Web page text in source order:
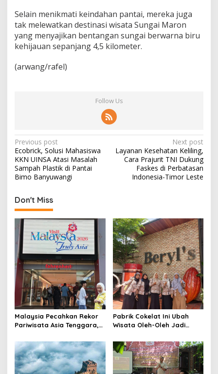
Selain menikmati keindahan pantai, mereka juga
tak melewatkan destinasi wisata Sungai Maron
yang menyajikan bentangan sungai berwarna biru
kehijauan sepanjang 4,5 kilometer.
(arwang/rafel)
Follow Us
P
o
s
n
a
v
i
g
a
t
i
o
n
Previous post
Ecobrick, Solusi Mahasiswa
KKN UINSA Atasi Masalah
Sampah Plastik di Pantai
Bimo Banyuwangi
Next post
Layanan Kesehatan Keliling,
Cara Prajurit TNI Dukung
Faskes di Perbatasan
Indonesia-Timor Leste
Don't Miss
Malaysia Pecahkan Rekor
Pariwisata Asia Tenggara,
Datang Hanya dalam Tiga
Bulan
Pabrik Cokelat Ini Ubah
Wisata Oleh-Oleh Jadi
The Chocolate Factory”
Versi Asia